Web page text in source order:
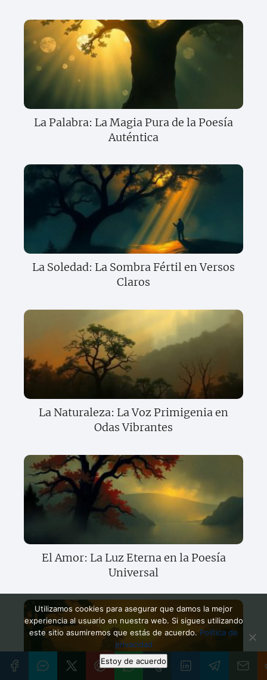
La Palabra: La Magia Pura de la Poesía
Auténtica
La Soledad: La Sombra Fértil en Versos
Claros
La Naturaleza: La Voz Primigenia en
Odas Vibrantes
El Amor: La Luz Eterna en la Poesía
Universal
Utilizamos cookies para asegurar que damos la mejor
experiencia al usuario en nuestra web. Si sigues utilizando
este sitio asumiremos que estás de acuerdo. Política de
privacidad
Estoy de acuerdo